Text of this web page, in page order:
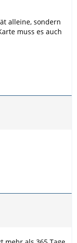
alleine, sondern
muss es auch